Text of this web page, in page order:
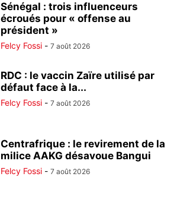
Sénégal : trois influenceurs
écroués pour « offense au
président »
Felcy Fossi - 7 août 2026
RDC : le vaccin Zaïre utilisé par
défaut face à la...
Felcy Fossi - 7 août 2026
Centrafrique : le revirement de la
milice AAKG désavoue Bangui
Felcy Fossi - 7 août 2026